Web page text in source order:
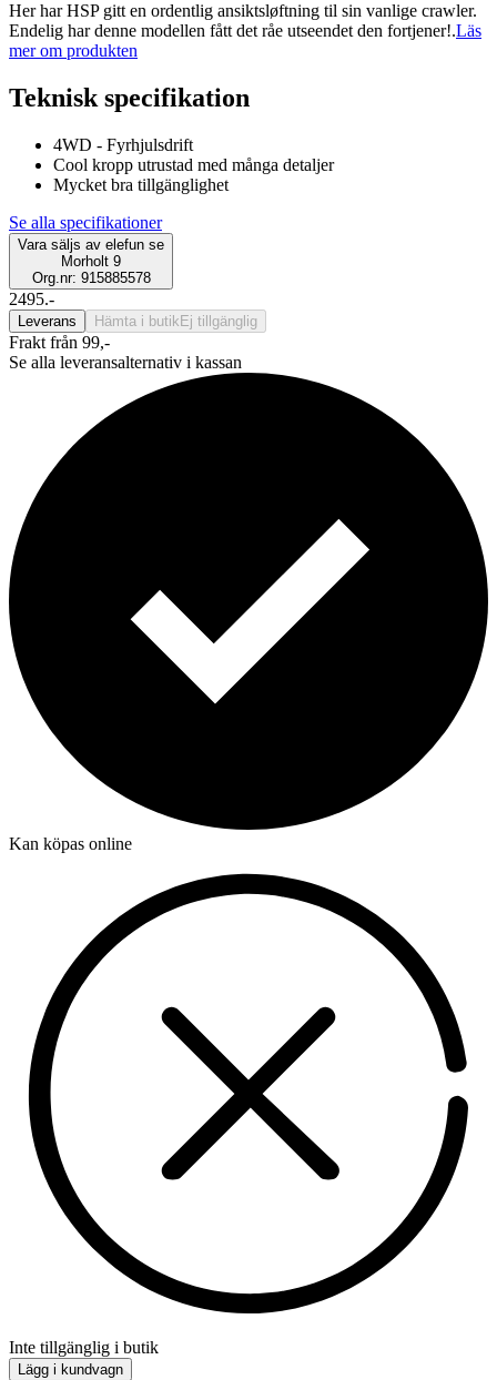
Her har HSP gitt en ordentlig ansiktsløftning til sin vanlige crawler.
Endelig har denne modellen fått det råe utseendet den fortjener!.Läs
mer om produkten
Teknisk specifikation
4WD - Fyrhjulsdrift
Cool kropp utrustad med många detaljer
Mycket bra tillgänglighet
Se alla specifikationer
Vara säljs av elefun se
Morholt 9
Org.nr: 915885578
2495.-
Leverans Hämta i butik Ej tillgänglig
Frakt från 99,-
Se alla leveransalternativ i kassan
Kan köpas online
Inte tillgänglig i butik
Lägg i kundvagn